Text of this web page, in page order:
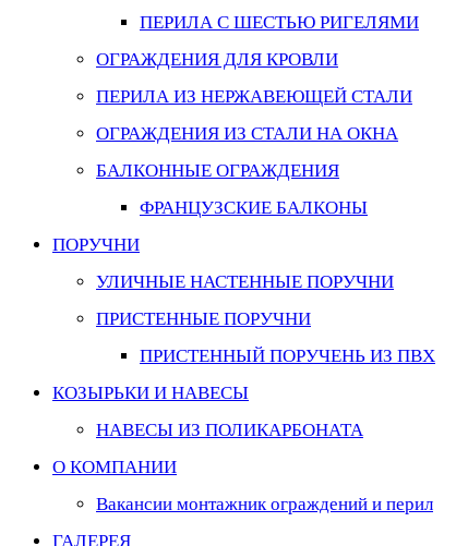
ПЕРИЛА С ШЕСТЬЮ РИГЕЛЯМИ
ОГРАЖДЕНИЯ ДЛЯ КРОВЛИ
ПЕРИЛА ИЗ НЕРЖАВЕЮЩЕЙ СТАЛИ
ОГРАЖДЕНИЯ ИЗ СТАЛИ НА ОКНА
БАЛКОННЫЕ ОГРАЖДЕНИЯ
ФРАНЦУЗСКИЕ БАЛКОНЫ
ПОРУЧНИ
УЛИЧНЫЕ НАСТЕННЫЕ ПОРУЧНИ
ПРИСТЕННЫЕ ПОРУЧНИ
ПРИСТЕННЫЙ ПОРУЧЕНЬ ИЗ ПВХ
КОЗЫРЬКИ И НАВЕСЫ
НАВЕСЫ ИЗ ПОЛИКАРБОНАТА
О КОМПАНИИ
Вакансии монтажник ограждений и перил
ГАЛЕРЕЯ